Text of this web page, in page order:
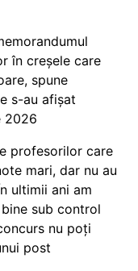
în creșele care
spune
s-au afișat
2026
profesorilor care
mari, dar nu au
ultimii ani am
sub control
nu poți
post